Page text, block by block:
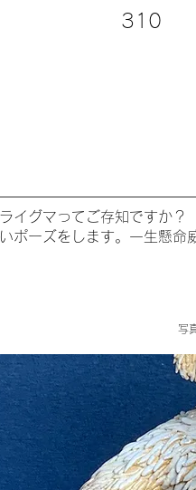
310
イグマってご存知ですか？
ポーズをします。一生懸命
写